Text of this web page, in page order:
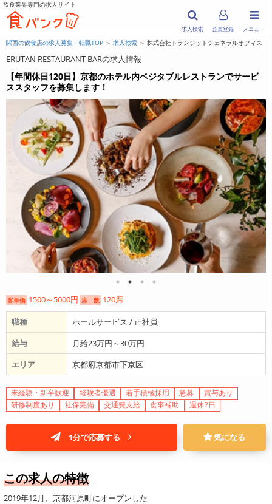
飲食業界専門の求人サイト
メニュー
求人検索 会員登録
関西の飲食店の求人募集・転職TOP ＞ 求人検索 ＞ 株式会社トランジットジェネラルオフィス
ERUTAN RESTAURANT BARの求人情報
【年間休日120日】京都のホテル内ベジタブルレストランでサービ
ススタッフを募集します！
客単価 1500～5000円 席 数 120席
職種
ホールサービス / 正社員
給与
月給23万円～30万円
エリア
京都府京都市下京区
未経験・新卒歓迎 経験者優遇 若手積極採用 急募
賞与あり
研修制度あり
社保完備 交通費支給 食事補助 週休2日
1分で応募する 気になる
この求人の特徴
2019年12月、京都河原町にオープンした